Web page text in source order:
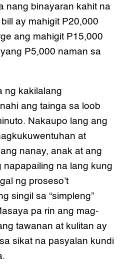
nang binayaran kahit na
ay mahigit P20,000
ang mahigit P15,000
P5,000 naman sa
ng kakilalang
ang tainga sa loob
Nakaupo lang ang
at
nanay, anak at ang
napapailing na lang kung
ng proseso’t
singil sa “simpleng”
pa rin ang mag-
tawanan at kulitan ay
sikat na pasyalan kundi